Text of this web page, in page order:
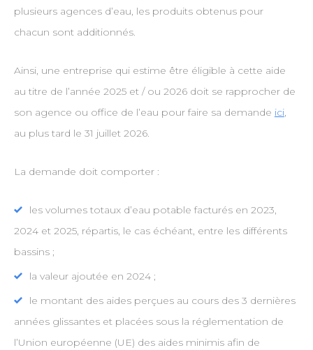
plusieurs agences d’eau, les produits obtenus pour
chacun sont additionnés.
Ainsi, une entreprise qui estime être éligible à cette aide
au titre de l’année 2025 et / ou 2026 doit se rapprocher de
son agence ou office de l’eau pour faire sa demande ici,
au plus tard le 31 juillet 2026.
La demande doit comporter :
les volumes totaux d’eau potable facturés en 2023,
2024 et 2025, répartis, le cas échéant, entre les différents
bassins ;
la valeur ajoutée en 2024 ;
le montant des aides perçues au cours des 3 dernières
années glissantes et placées sous la réglementation de
l’Union européenne (UE) des aides minimis afin de